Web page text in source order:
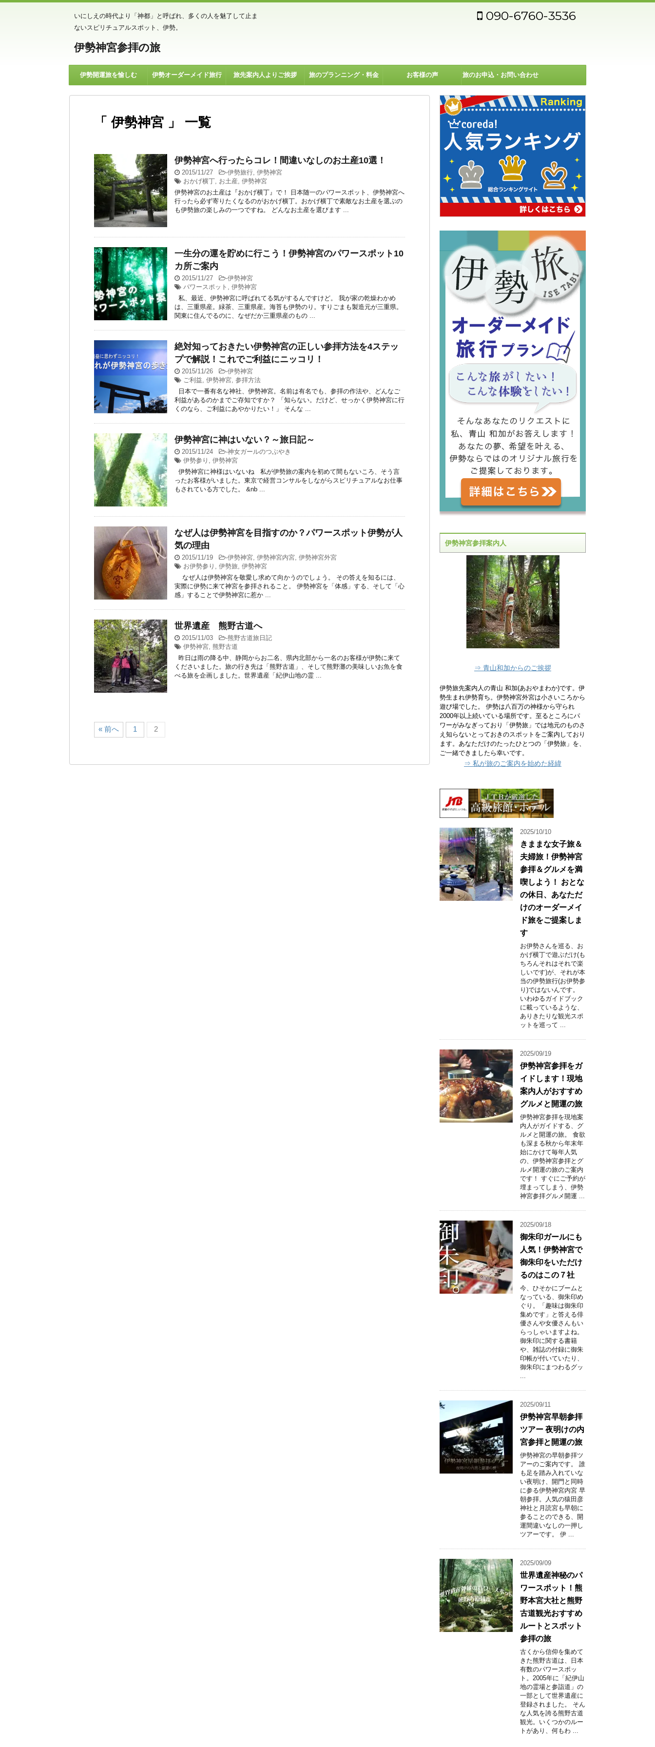
いにしえの時代より「神都」と呼ばれ、多くの人を魅了して止ま
ないスピリチュアルスポット、伊勢。
伊勢神宮参拝の旅
090-6760-3536
伊勢開運旅を愉しむ 伊勢オーダーメイド旅行 旅先案内人よりご挨拶 旅のプランニング・料金 お客様の声 旅のお申込・お問い合わせ
「 伊勢神宮 」 一覧
伊勢神宮へ行ったらコレ！間違いなしのお土産10選！
2015/11/27 -伊勢旅行, 伊勢神宮
おかげ横丁, お土産, 伊勢神宮
伊勢神宮のお土産は『おかげ横丁』で！ 日本随一のパワースポット、伊勢神宮へ
行ったら必ず寄りたくなるのがおかげ横丁。おかげ横丁で素敵なお土産を選ぶの
も伊勢旅の楽しみの一つですね。 どんなお土産を選びます ...
一生分の運を貯めに行こう！伊勢神宮のパワースポット10
カ所ご案内
2015/11/27 -伊勢神宮
パワースポット , 伊勢神宮
私、最近、伊勢神宮に呼ばれてる気がするんですけど。 我が家の乾燥わかめ
は、三重県産。緑茶、三重県産。海苔も伊勢のり。すりごまも製造元が三重県。
関東に住んでるのに、なぜだか三重県産のもの ...
絶対知っておきたい伊勢神宮の正しい参拝方法を4ステッ
プで解説！これでご利益にニッコリ！
2015/11/26 -伊勢神宮
ご利益, 伊勢神宮, 参拝方法
日本で一番有名な神社、伊勢神宮。名前は有名でも、参拝の作法や、どんなご
利益があるのかまでご存知ですか？ 「知らない。だけど、せっかく伊勢神宮に行
くのなら、ご利益にあやかりたい！」 そんな ...
伊勢神宮に神はいない？～旅日記～
2015/11/24 -神女ガールのつぶやき
伊勢参り , 伊勢神宮
伊勢神宮に神様はいないね 私が伊勢旅の案内を初めて間もないころ、そう言
ったお客様がいました。東京で経営コンサルをしながらスピリチュアルなお仕事
もされている方でした。 &nb ...
なぜ人は伊勢神宮を目指すのか？パワースポット伊勢が人
気の理由
2015/11/19 -伊勢神宮, 伊勢神宮内宮, 伊勢神宮外宮
お伊勢参り , 伊勢旅, 伊勢神宮
なぜ人は伊勢神宮を敬愛し求めて向かうのでしょう。 その答えを知るには、
実際に伊勢に来て神宮を参拝されること。 伊勢神宮を「体感」する、そして「心
感」することで伊勢神宮に惹か ...
世界遺産 熊野古道へ
2015/11/03 -熊野古道旅日記
伊勢神宮, 熊野古道
昨日は雨の降る中、静岡からお二名、県内北部から一名のお客様が伊勢に来て
くださいました。旅の行き先は「熊野古道」、そして熊野灘の美味しいお魚を食
べる旅を企画しました。世界遺産「紀伊山地の霊 ...
« 前へ 1 2
伊勢神宮参拝案内人
⇒ 青山和加からのご挨拶
伊勢旅先案内人の青山 和加(あおやまわか)です。伊
勢生まれ伊勢育ち。伊勢神宮外宮は小さいころから
遊び場でした。 伊勢は八百万の神様から守られ
2000年以上続いている場所です。至るところにパ
ワーがみなぎっており「伊勢旅」では地元のものさ
え知らないとっておきのスポットをご案内しており
ます。あなただけのたったひとつの「伊勢旅」を、
ご一緒できましたら幸いです。
⇒ 私が旅のご案内を始めた経緯
2025/10/10
きままな女子旅＆
夫婦旅！伊勢神宮
参拝＆グルメを満
喫しよう！ おとな
の休日、あなただ
けのオーダーメイ
ド旅をご提案しま
す
お伊勢さんを巡る、お
かげ横丁で遊ぶだけ(も
ちろんそれはそれで楽
しいです)が、それが本
当の伊勢旅行(お伊勢参
り)ではないんです。
いわゆるガイドブック
に載っているような、
ありきたりな観光スポ
ットを巡って ...
2025/09/19
伊勢神宮参拝をガ
イドします！現地
案内人がおすすめ
グルメと開運の旅
伊勢神宮参拝を現地案
内人がガイドする、グ
ルメと開運の旅。 食欲
も深まる秋から年末年
始にかけて毎年人気
の、伊勢神宮参拝とグ
ルメ開運の旅のご案内
です！ すぐにご予約が
埋まってしまう、伊勢
神宮参拝グルメ開運 ...
2025/09/18
御朱印ガールにも
人気！伊勢神宮で
御朱印をいただけ
るのはこの７社
今、ひそかにブームと
なっている、御朱印め
ぐり。「趣味は御朱印
集めです」と答える俳
優さんや女優さんもい
らっしゃいますよね。
御朱印に関する書籍
や、雑誌の付録に御朱
印帳が付いていたり、
御朱印にまつわるグッ
...
2025/09/11
伊勢神宮早朝参拝
ツアー 夜明けの内
宮参拝と開運の旅
伊勢神宮の早朝参拝ツ
アーのご案内です。 誰
も足を踏み入れていな
い夜明け、開門と同時
に参る伊勢神宮内宮 早
朝参拝。人気の猿田彦
神社と月読宮も早朝に
参ることのできる、開
運間違いなしの一押し
ツアーです。 伊 ...
2025/09/09
世界遺産神秘のパ
ワースポット！熊
野本宮大社と熊野
古道観光おすすめ
ルートとスポット
参拝の旅
古くから信仰を集めて
きた熊野古道は、日本
有数のパワースポッ
ト。2005年に「紀伊山
地の霊場と参詣道」の
一部として世界遺産に
登録されました。 そん
な人気を誇る熊野古道
観光。いくつかのルー
トがあり、何もわ ...